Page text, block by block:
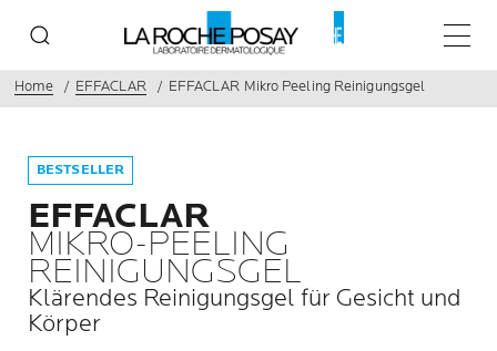
Home EFFACLAR EFFACLAR Mikro Peeling Reinigungsgel
BESTSELLER
EFFACLAR
MIKRO-PEELING
REINIGUNGSGEL
Klärendes Reinigungsgel für Gesicht und
Körper